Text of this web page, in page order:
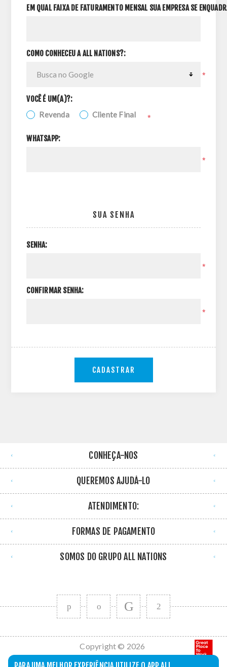
EM QUAL FAIXA DE FATURAMENTO MENSAL SUA EMPRESA SE
COMO CONHECEU A ALL NATIONS?:
*
VOCÊ É UM(A)?:
Revenda Cliente Final *
WHATSAPP:
*
SUA SENHA
SENHA:
*
CONFIRMAR SENHA:
*
CADASTRAR
CONHEÇA-NOS
QUEREMOS AJUDÁ-LO
ATENDIMENTO:
FORMAS DE PAGAMENTO
SOMOS DO GRUPO ALL NATIONS
Copyright © 2026
All Nations. Todos